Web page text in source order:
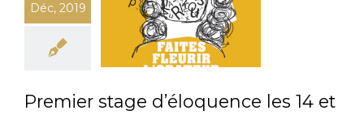
Déc, 2019
Premier stage d’éloquence les 14 et